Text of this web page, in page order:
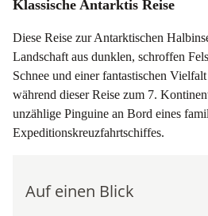
Klassische Antarktis Reise
Diese Reise zur Antarktischen
Landschaft aus dunklen, schroffen
Schnee und einer fantastischen
während dieser Reise zum 7.
unzählige Pinguine an Bord eines
Expeditionskreuzfahrtschiffes.
Auf einen Blick